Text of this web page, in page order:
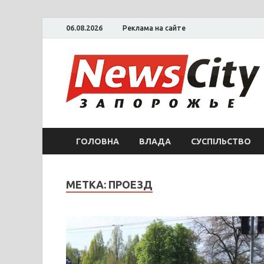
06.08.2026 Реклама на сайте
ГОЛОВНА ВЛАДА СУСПІЛЬСТВО
МЕТКА: ПРОЕЗД